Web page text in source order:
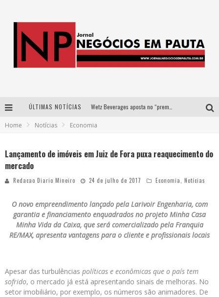
ÚLTIMAS NOTÍCIAS
Home Notícias Economia
Lançamento de imóveis em Juiz de Fora puxa reaquecimento do
mercado
Redacao Diario Mineiro 24 de julho de 2017 Economia Notícias
O novo empreendimento lançado pela Larivoir Engenharia, com
garantia e financiamento enquadrados no projeto Minha Casa
Minha Vida da Caixa, que será comercializado pela Franquia
RE/MAX, apresenta vantagens para o cliente e profissionais locais
Apesar das turbulências políticas e econômicas que o país tem
sofrido, o mercado já está apresentando sinais de melhoras. No
setor imobiliário, por exemplo, os números são animadores. De